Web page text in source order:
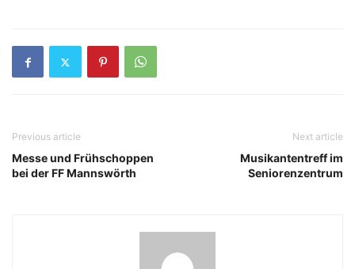
Previous article
Messe und Frühschoppen
bei der FF Mannswörth
Next article
Musikantentreff im
Seniorenzentrum